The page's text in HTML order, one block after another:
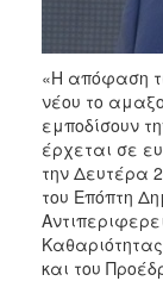
«Η απόφαση
νέου το
εμποδίσουν
έρχεται σε
την Δευτέρα
του Επόπτη
και του